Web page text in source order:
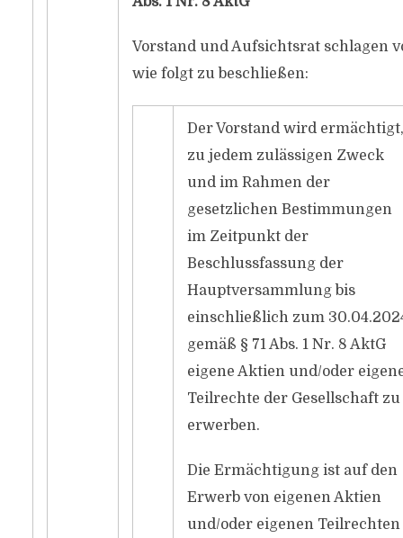
Vorstand und Aufsichtsrat schlagen
wie folgt zu beschließen:
Der Vorstand wird ermächtigt,
zu jedem zulässigen Zweck
und im Rahmen der
gesetzlichen Bestimmungen
im Zeitpunkt der
Beschlussfassung der
Hauptversammlung bis
einschließlich zum
gemäß § 71 Abs. 1 Nr. 8 AktG
eigene Aktien und/oder
Teilrechte der Gesellschaft zu
erwerben.
Die Ermächtigung ist auf den
Erwerb von eigenen Aktien
und/oder eigenen Teilrechten